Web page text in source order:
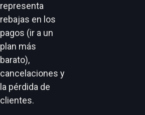
representa
rebajas en los
pagos (ir a un
plan más
barato),
cancelaciones y
la pérdida de
clientes.